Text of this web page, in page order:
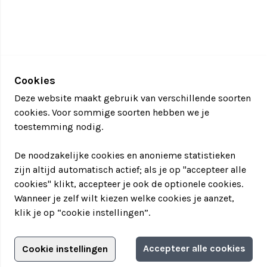
Informatie aanvragen
Adverteren?
Adverteerdersopties
Cookies
Deze website maakt gebruik van verschillende soorten
cookies. Voor sommige soorten hebben we je
toestemming nodig.
De noodzakelijke cookies en anonieme statistieken
zijn altijd automatisch actief; als je op "accepteer alle
cookies" klikt, accepteer je ook de optionele cookies.
Wanneer je zelf wilt kiezen welke cookies je aanzet,
klik je op “cookie instellingen”.
Cookie instellingen Accepteer alle cookies